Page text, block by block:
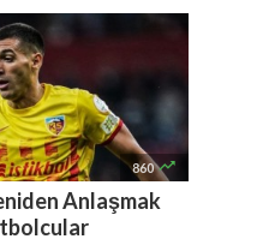
860 
Anlaşmak